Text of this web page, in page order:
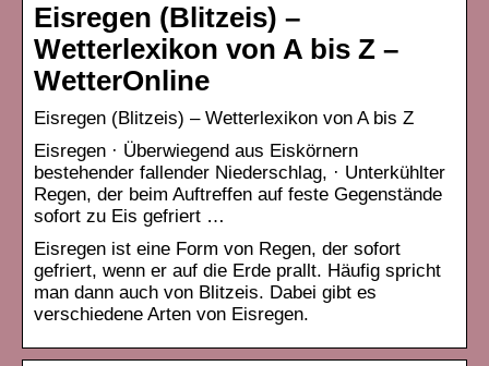
Eisregen (Blitzeis) –
Wetterlexikon von A bis Z –
WetterOnline
Eisregen (Blitzeis) – Wetterlexikon von A bis Z
Eisregen · Überwiegend aus Eiskörnern
bestehender fallender Niederschlag, · Unterkühlter
Regen, der beim Auftreffen auf feste Gegenstände
sofort zu Eis gefriert …
Eisregen ist eine Form von Regen, der sofort
gefriert, wenn er auf die Erde prallt. Häufig spricht
man dann auch von Blitzeis. Dabei gibt es
verschiedene Arten von Eisregen.